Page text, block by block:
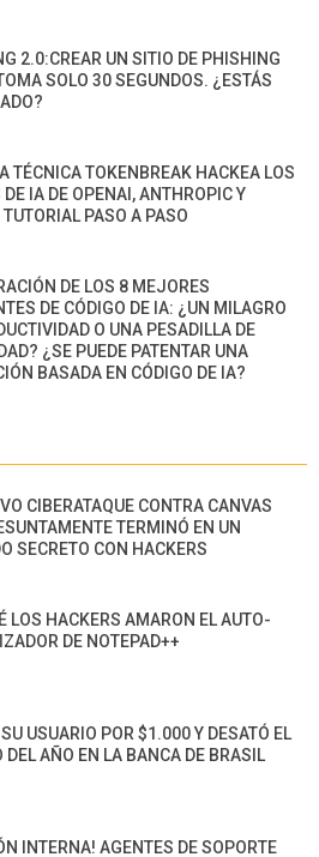
2.0:CREAR UN SITIO DE PHISHING
SOLO 30 SEGUNDOS. ¿ESTÁS
TÉCNICA TOKENBREAK HACKEA LOS
DE IA DE OPENAI, ANTHROPIC Y
PASO A PASO
DE LOS 8 MEJORES
DE CÓDIGO DE IA: ¿UN MILAGRO
O UNA PESADILLA DE
¿SE PUEDE PATENTAR UNA
BASADA EN CÓDIGO DE IA?
CIBERATAQUE CONTRA CANVAS
TERMINÓ EN UN
SECRETO CON HACKERS
LOS HACKERS AMARON EL AUTO-
DE NOTEPAD++
USUARIO POR $1.000 Y DESATÓ EL
DEL AÑO EN LA BANCA DE BRASIL
INTERNA! AGENTES DE SOPORTE